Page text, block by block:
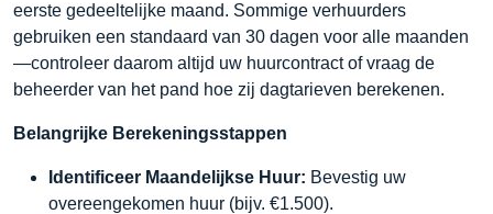
eerste gedeeltelijke maand. Sommige verhuurders
gebruiken een standaard van 30 dagen voor alle maanden
—controleer daarom altijd uw huurcontract of vraag de
beheerder van het pand hoe zij dagtarieven berekenen.
Belangrijke Berekeningsstappen
Identificeer Maandelijkse Huur: Bevestig uw
overeengekomen huur (bijv. €1.500).